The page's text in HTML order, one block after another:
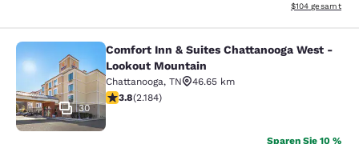
Geschätzte
$104 gesamt
Comfort Inn & Suites Chattanooga
30
Comfort Inn & Suites Chattanooga West -
Lookout Mountain
Chattanooga, TN
46.65 km
3.83-Sterne-Bewertung. Gut. 2184 Bewertungen
3.8(2.184)
Sparen Sie 10 %